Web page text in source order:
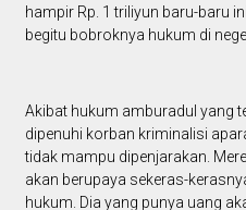
hampir Rp. 1 triliyun baru-baru
begitu bobroknya hukum di
Akibat hukum amburadul yang
dipenuhi korban kriminalisi
tidak mampu dipenjarakan.
akan berupaya sekeras-
hukum. Dia yang punya uang